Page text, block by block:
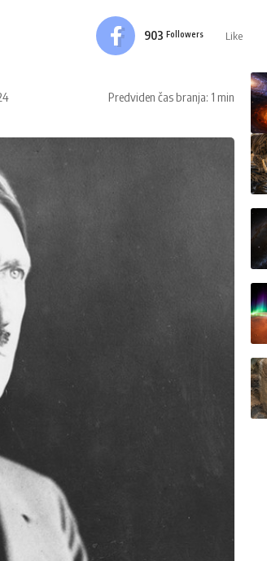
903 Followers Like
Predviden čas branja: 1 min